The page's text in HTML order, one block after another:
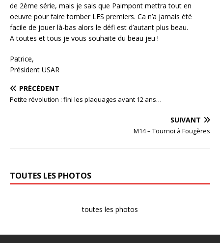
de 2ème série, mais je sais que Paimpont mettra tout en
oeuvre pour faire tomber LES premiers. Ca n’a jamais été
facile de jouer là-bas alors le défi est d’autant plus beau.
A toutes et tous je vous souhaite du beau jeu !
Patrice,
Président USAR
PRÉCÉDENT
Petite révolution : fini les plaquages avant 12 ans…
SUIVANT
M14 – Tournoi à Fougères
TOUTES LES PHOTOS
toutes les photos